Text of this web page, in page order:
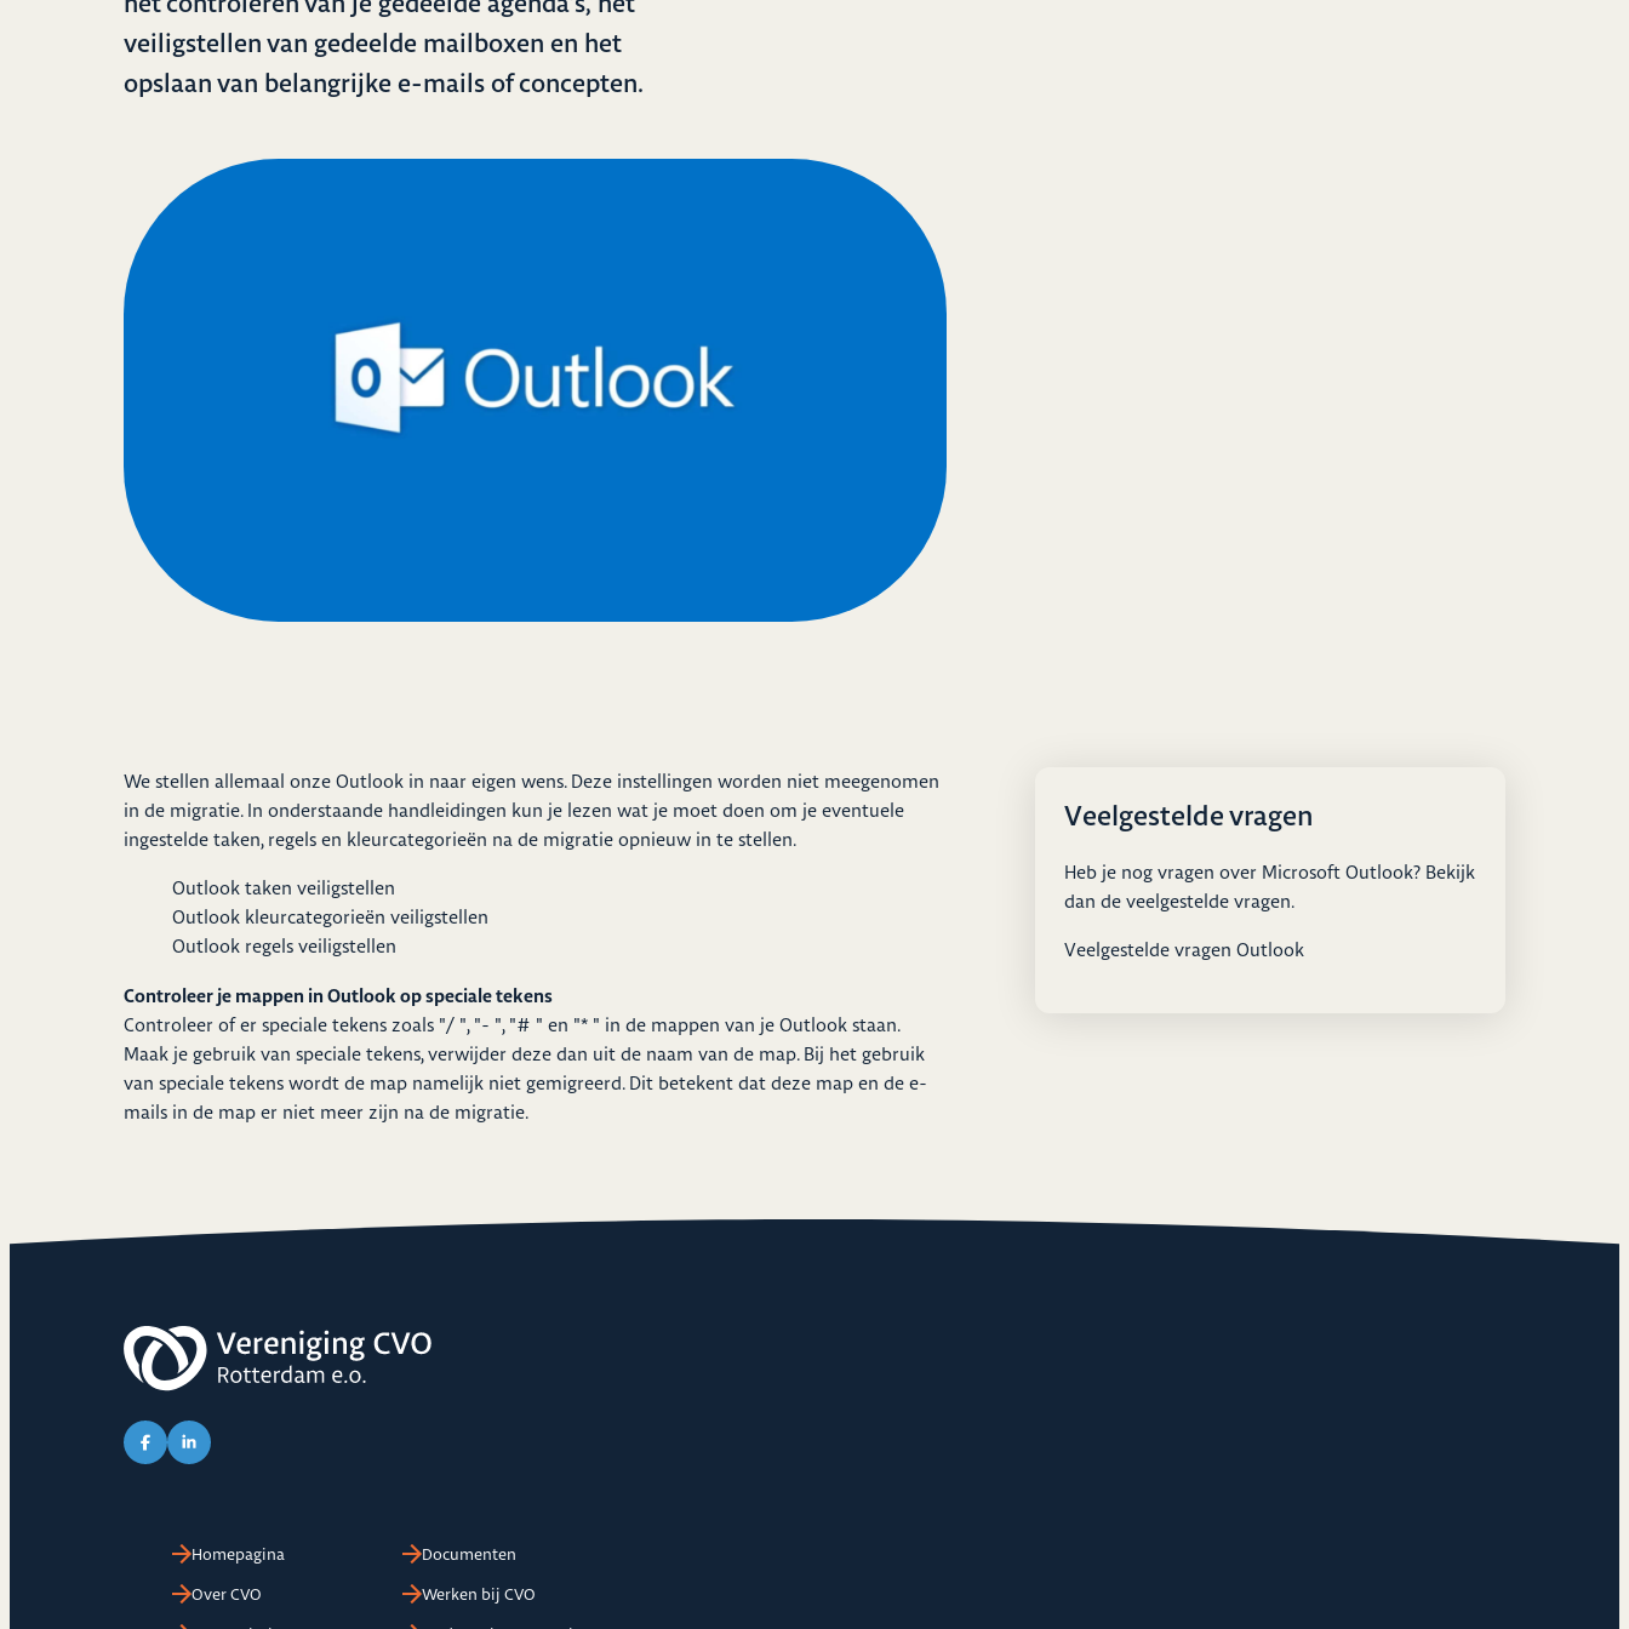
veiligstellen van gedeelde mailboxen en het
opslaan van belangrijke e-mails of concepten.
We stellen allemaal onze Outlook in naar eigen wens. Deze instellingen worden niet meegenomen
in de migratie. In onderstaande handleidingen kun je lezen wat je moet doen om je eventuele
ingestelde taken, regels en kleurcategorieën na de migratie opnieuw in te stellen.
Outlook taken veiligstellen
Outlook kleurcategorieën veiligstellen
Outlook regels veiligstellen
Controleer je mappen in Outlook op speciale tekens
Controleer of er speciale tekens zoals "/ ", "- ", "# " en "* " in de mappen van je Outlook staan.
Maak je gebruik van speciale tekens, verwijder deze dan uit de naam van de map. Bij het gebruik
van speciale tekens wordt de map namelijk niet gemigreerd. Dit betekent dat deze map en de e-
mails in de map er niet meer zijn na de migratie.
Veelgestelde vragen
Heb je nog vragen over Microsoft Outlook? Bekijk
dan de veelgestelde vragen.
Veelgestelde vragen Outlook
Link naar Facebook pagina van CVO
Link naar LinkedIn pagina van CVO
Homepagina
Over CVO
Documenten
Werken bij CVO